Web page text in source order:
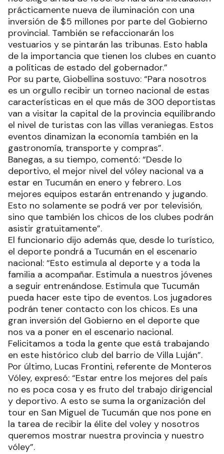
prácticamente nueva de iluminación con una
inversión de $5 millones por parte del Gobierno
provincial. También se refaccionarán los
vestuarios y se pintarán las tribunas. Esto habla
de la importancia que tienen los clubes en cuanto
a políticas de estado del gobernador.”
Por su parte, Giobellina sostuvo: “Para nosotros
es un orgullo recibir un torneo nacional de estas
características en el que más de 300 deportistas
van a visitar la capital de la provincia equilibrando
el nivel de turistas con las villas veraniegas. Estos
eventos dinamizan la economía también en la
gastronomía, transporte y compras”.
Banegas, a su tiempo, comentó: “Desde lo
deportivo, el mejor nivel del vóley nacional va a
estar en Tucumán en enero y febrero. Los
mejores equipos estarán entrenando y jugando.
Esto no solamente se podrá ver por televisión,
sino que también los chicos de los clubes podrán
asistir gratuitamente”.
El funcionario dijo además que, desde lo turístico,
el deporte pondrá a Tucumán en el escenario
nacional: “Esto estimula al deporte y a toda la
familia a acompañar. Estimula a nuestros jóvenes
a seguir entrenándose. Estimula que Tucumán
pueda hacer este tipo de eventos. Los jugadores
podrán tener contacto con los chicos. Es una
gran inversión del Gobierno en el deporte que
nos va a poner en el escenario nacional.
Felicitamos a toda la gente que está trabajando
en este histórico club del barrio de Villa Luján”.
Por último, Lucas Frontini, referente de Monteros
Vóley, expresó: “Estar entre los mejores del país
no es poca cosa y es fruto del trabajo dirigencial
y deportivo. A esto se suma la organización del
tour en San Miguel de Tucumán que nos pone en
la tarea de recibir la élite del voley y nosotros
queremos mostrar nuestra provincia y nuestro
vóley”.